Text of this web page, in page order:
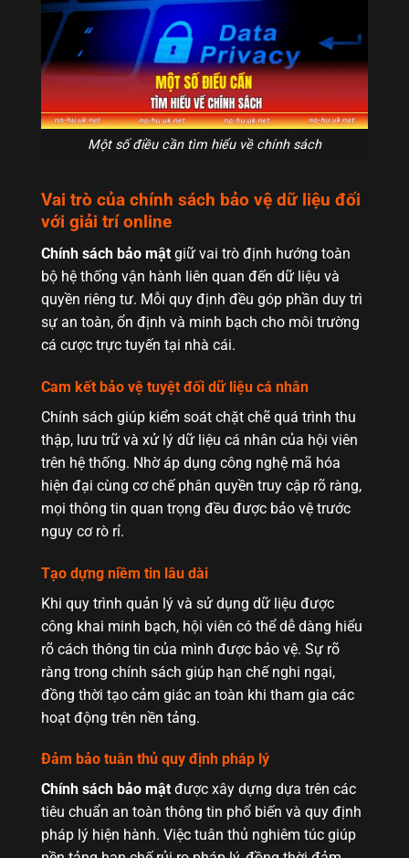
Một số điều cần tìm hiểu về chính sách
Vai trò của chính sách bảo vệ dữ liệu đối
với giải trí online
Chính sách bảo mật giữ vai trò định hướng toàn
bộ hệ thống vận hành liên quan đến dữ liệu và
quyền riêng tư. Mỗi quy định đều góp phần duy trì
sự an toàn, ổn định và minh bạch cho môi trường
cá cược trực tuyến tại nhà cái.
Cam kết bảo vệ tuyệt đối dữ liệu cá nhân
Chính sách giúp kiểm soát chặt chẽ quá trình thu
thập, lưu trữ và xử lý dữ liệu cá nhân của hội viên
trên hệ thống. Nhờ áp dụng công nghệ mã hóa
hiện đại cùng cơ chế phân quyền truy cập rõ ràng,
mọi thông tin quan trọng đều được bảo vệ trước
nguy cơ rò rỉ.
Tạo dựng niềm tin lâu dài
Khi quy trình quản lý và sử dụng dữ liệu được
công khai minh bạch, hội viên có thể dễ dàng hiểu
rõ cách thông tin của mình được bảo vệ. Sự rõ
ràng trong chính sách giúp hạn chế nghi ngại,
đồng thời tạo cảm giác an toàn khi tham gia các
hoạt động trên nền tảng.
Đảm bảo tuân thủ quy định pháp lý
Chính sách bảo mật được xây dựng dựa trên các
tiêu chuẩn an toàn thông tin phổ biến và quy định
pháp lý hiện hành. Việc tuân thủ nghiêm túc giúp